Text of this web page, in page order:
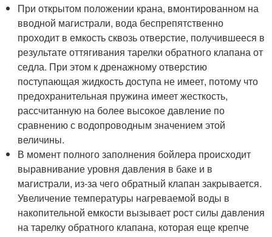
При открытом положении крана, вмонтированном на
вводной магистрали, вода беспрепятственно
проходит в емкость сквозь отверстие, получившееся в
результате оттягивания тарелки обратного клапана от
седла. При этом к дренажному отверстию
поступающая жидкость доступа не имеет, потому что
предохранительная пружина имеет жесткость,
рассчитанную на более высокое давление по
сравнению с водопроводным значением этой
величины.
В момент полного заполнения бойлера происходит
выравнивание уровня давления в баке и в
магистрали, из-за чего обратный клапан закрывается.
Увеличение температуры нагреваемой воды в
накопительной емкости вызывает рост силы давления
на тарелку обратного клапана, которая еще крепче